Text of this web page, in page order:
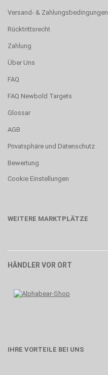
Versand- & Zahlungsbedingungen
Rücktrittsrecht
Zahlung
Über Uns
FAQ
FAQ Newbold Targets
Glossar
AGB
Privatsphäre und Datenschutz
Bewertung
Cookie Einstellungen
WEITERE MARKTPLÄTZE
HÄNDLER VOR ORT
IHRE VORTEILE BEI UNS